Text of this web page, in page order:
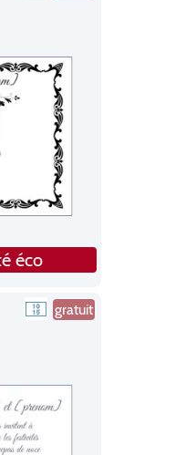
éco
gratuit